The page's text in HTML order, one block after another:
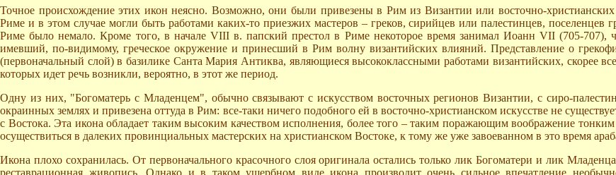
Точное происхождение этих икон неясно. Возможно, они были привезены в Рим из Византии или восточно-
Риме и в этом случае могли быть работами каких-то приезжих мастеров – греков, сирийцев или палестинцев, поселенцев
Риме было немало. Кроме того, в начале VIII в. папский престол в Риме некоторое время занимал Иоанн VII (705-707),
имевший, по-видимому, греческое окружение и принесший в Рим волну византийских влияний. Представление о
(первоначальный слой) в базилике Санта Мария Антиква, являющиеся высококлассными работами византийских, скорее
которых идет речь возникли, вероятно, в этот же период.
Одну из них, "Богоматерь с Младенцем", обычно связывают с искусством восточных регионов Византии, с сиро-
окраинных землях и привезена оттуда в Рим: все-таки ничего подобного ей в восточно-христианском искусстве не
с Востока. Эта икона обладает таким высоким качеством исполнения, более того – таким поражающим воображение
осуществиться в далеких провинциальных мастерских на христианском Востоке, к тому же уже завоеванном в это время
Икона плохо сохранилась. От первоначального красочного слоя оригинала остались только лик Богоматери и лик